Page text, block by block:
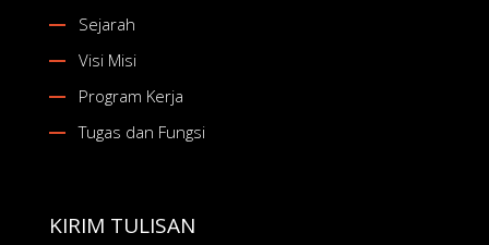
Sejarah
Visi Misi
Program Kerja
Tugas dan Fungsi
KIRIM TULISAN